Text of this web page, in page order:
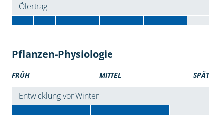
Ölertrag
Pflanzen-Physiologie
FRÜH MITTEL SPÄT
Entwicklung vor Winter